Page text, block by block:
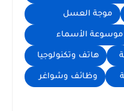
موجة العسل
موسوعة الأسماء
هاتف وتكنولوجيا
وظائف وشواغر